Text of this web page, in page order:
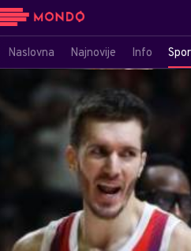
Naslovna Najnovije Info